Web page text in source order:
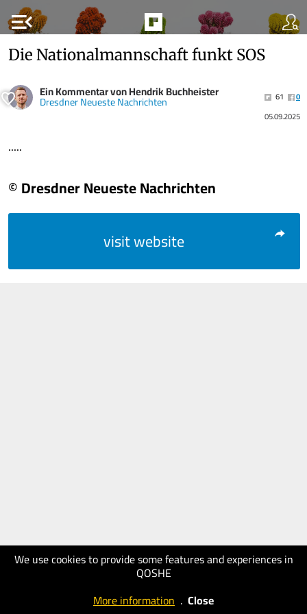
menu_open
We use cookies to provide some features and experiences in
QOSHE
More information . Close
Die Nationalmannschaft funkt SOS
Ein Kommentar von Hendrik Buchheister
Dresdner Neueste Nachrichten 61
0
05.09.2025
.....
© Dresdner Neueste Nachrichten
visit website